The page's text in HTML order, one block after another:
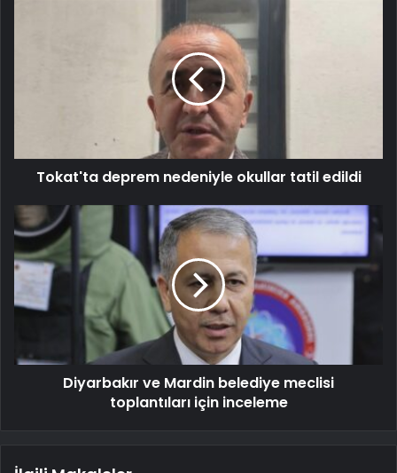
Tokat'ta deprem nedeniyle okullar tatil edildi
Diyarbakır ve Mardin belediye meclisi
toplantıları için inceleme